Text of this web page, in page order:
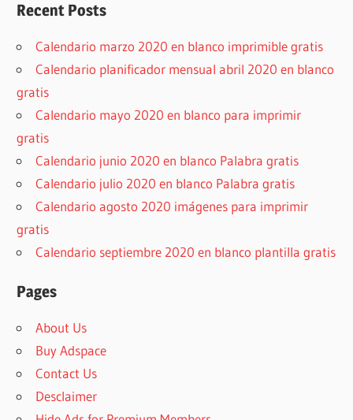
Recent Posts
Calendario marzo 2020 en blanco imprimible gratis
Calendario planificador mensual abril 2020 en blanco
gratis
Calendario mayo 2020 en blanco para imprimir
gratis
Calendario junio 2020 en blanco Palabra gratis
Calendario julio 2020 en blanco Palabra gratis
Calendario agosto 2020 imágenes para imprimir
gratis
Calendario septiembre 2020 en blanco plantilla gratis
Pages
About Us
Buy Adspace
Contact Us
Desclaimer